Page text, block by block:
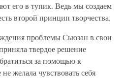
его в тупик. Ведь мы создаем
второй принцип творчества.
проблемы Сьюзан в свои
твердое решение
за помощью к
желала чувствовать себя